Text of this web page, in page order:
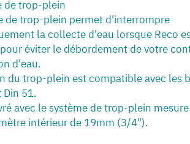
de trop-plein
de trop-plein permet d'interrompre
la collecte d'eau lorsque Reco
éviter le débordement de votre
d'eau.
du trop-plein est compatible avec les
Din 51.
avec le système de trop-plein
intérieur de 19mm (3/4").